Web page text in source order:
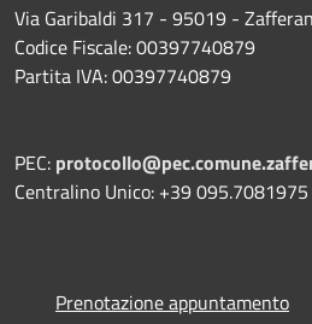
Via Garibaldi 317 - 95019 -
Codice Fiscale: 00397740879
Partita IVA: 00397740879
PEC:
Centralino Unico: +39 095.7081975
Prenotazione appuntamento